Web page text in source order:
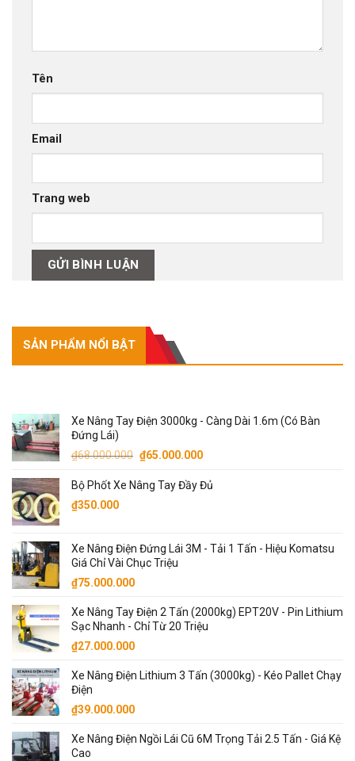
Tên
Email
Trang web
SẢN PHẨM NỔI BẬT
Xe Nâng Tay Điện 3000kg - Càng Dài 1.6m (Có Bàn
Đứng Lái)
₫68.000.000 Giá
là:
₫65.000.000Giá
tại
Bộ Phốt Xe Nâng Tay Đầy Đủ
₫350.000
Xe Nâng Điện Đứng Lái 3M - Tải 1 Tấn - Hiệu Komatsu
Giá Chỉ Vài Chục Triệu
₫75.000.000
Xe Nâng Tay Điện 2 Tấn (2000kg) EPT20V - Pin Lithium
Sạc Nhanh - Chỉ Từ 20 Triệu
₫27.000.000
Xe Nâng Điện Lithium 3 Tấn (3000kg) - Kéo Pallet Chạy
Điện
₫39.000.000
Xe Nâng Điện Ngồi Lái Cũ 6M Trọng Tải 2.5 Tấn - Giá Kệ
Cao